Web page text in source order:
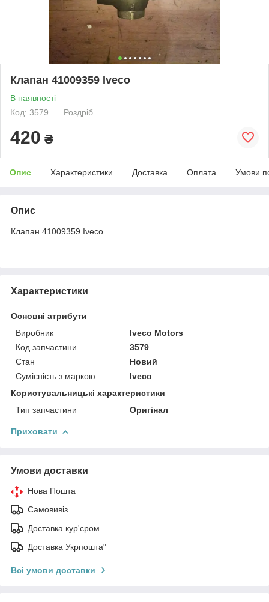
Клапан 41009359 Iveco
В наявності
Код: 3579
Роздріб
420 ₴
Опис Характеристики Доставка Оплата Умови
Опис
Клапан 41009359 Iveco
Характеристики
Основні атрибути
Виробник
Iveco Motors
Код запчастини
3579
Стан
Новий
Сумісність з маркою
Iveco
Користувальницькі характеристики
Тип запчастини
Оригінал
Приховати
Умови доставки
Нова Пошта
Самовивіз
Доставка кур'єром
Доставка Укрпошта"
Всі умови доставки